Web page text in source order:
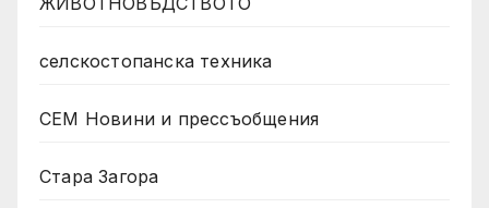
селскостопанска техника
СЕМ Новини и прессъобщения
Стара Загора